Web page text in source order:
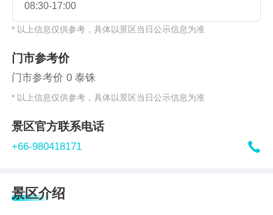
08:30-17:00
* 以上信息仅供参考，具体以景区当日公示信息为准
门市参考价
门市参考价 0 泰铢
* 以上信息仅供参考，具体以景区当日公示信息为准
景区官方联系电话
+66-980418171 
景区介绍